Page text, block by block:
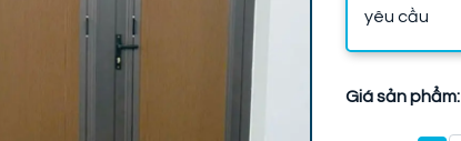
yêu cầu
Giá sản phẩm: